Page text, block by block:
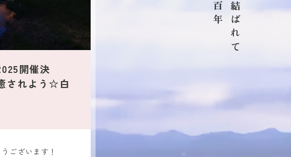
開催決
されよう☆白
ございます！